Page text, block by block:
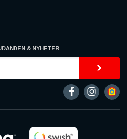
& NYHETER